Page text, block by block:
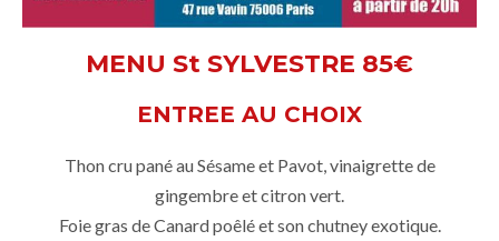
MENU St SYLVESTRE 85€
ENTREE AU CHOIX
Thon cru pané au Sésame et Pavot, vinaigrette de
gingembre et citron vert.
Foie gras de Canard poêlé et son chutney exotique.